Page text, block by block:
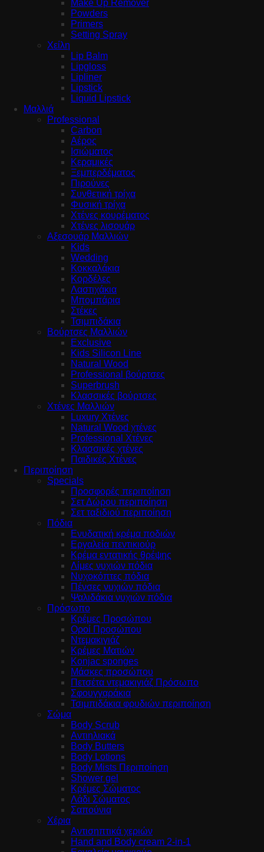
Make Up Remover
Powders
Primers
Setting Spray
Χείλη
Lip Balm
Lipgloss
Lipliner
Lipstick
Liquid Lipstick
Μαλλιά
Professional
Carbon
Αέρος
Ισιώματος
Κεραμικές
Ξεμπερδέματος
Πιρούνες
Συνθετική τρίχα
Φυσική τρίχα
Χτένες κουρέματος
Χτένες λισουάρ
Αξεσουάρ Μαλλιών
Kids
Wedding
Κοκκαλάκια
Κορδέλες
Λαστιχάκια
Μπομπάρια
Στέκες
Τσιμπιδάκια
Βούρτσες Μαλλιών
Exclusive
Kids Silicon Line
Natural Wood
Professional βούρτσες
Superbrush
Κλασσικές βούρτσες
Χτένες Μαλλιών
Luxury Χτένες
Natural Wood χτένες
Professional Χτένες
Κλασσικές χτένες
Παιδικές Χτένες
Περιποίηση
Specials
Προσφορές περιποίηση
Σετ Δώρου περιποίηση
Σετ ταξιδιού περιποίηση
Πόδια
Ενυδατική κρέμα ποδιών
Εργαλεία πεντικιούρ
Κρέμα εντατικής θρέψης
Λίμες νυχιών πόδια
Νυχοκόπτες πόδια
Πένσες νυχιών πόδια
Ψαλιδάκια νυχιών πόδια
Πρόσωπο
Κρέμες Προσώπου
Οροί Προσώπου
Ντεμακιγιάζ
Κρέμες Ματιών
Konjac sponges
Μάσκες προσώπου
Πετσέτα ντεμακιγιάζ Πρόσωπο
Σφουγγαράκια
Τσιμπιδάκια φρυδιών περιποίηση
Σώμα
Body Scrub
Αντιηλιακά
Body Butters
Body Lotions
Body Mists Περιποίηση
Shower gel
Κρέμες Σώματος
Λάδι Σώματος
Σαπούνια
Χέρια
Αντισηπτικά χεριών
Hand and Body cream 2-in-1